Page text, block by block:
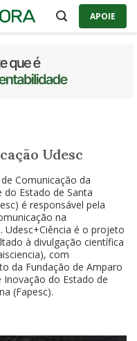
APOIE
Udesc
Comunicação da
do Estado de Santa
é responsável pela
na
Udesc+Ciência é o projeto
à divulgação científica
com
da Fundação de Amparo
Inovação do Estado de
(Fapesc).